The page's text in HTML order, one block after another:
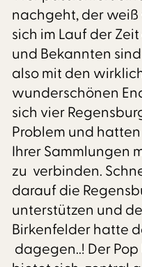
nachgeht, der
sich im Lauf der
und Bekannten
also mit den
wunderschönen
sich vier
Problem und
Ihrer Sammlungen
zu verbinden.
darauf die
unterstützen und
Birkenfelder hatte
dagegen..! Der